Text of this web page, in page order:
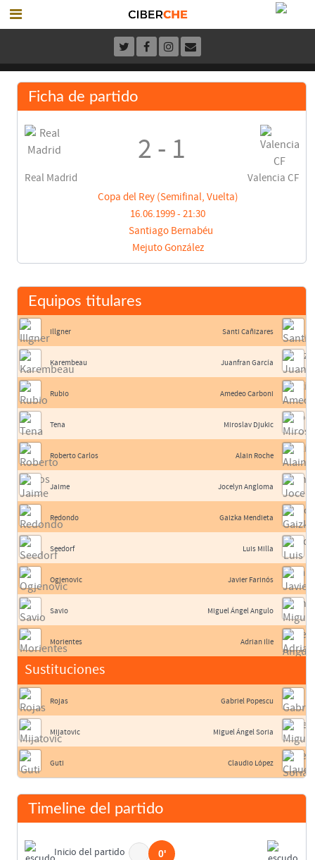
Ficha de partido
Real Madrid
2 - 1
Valencia CF
Copa del Rey (Semifinal, Vuelta)
16.06.1999 - 21:30
Santiago Bernabéu
Mejuto González
Equipos titulares
Illgner
Karembeau
Rubio
Tena
Roberto Carlos
Jaime
Redondo
Seedorf
Ogjenovic
Savio
Morientes
Sustituciones
Rojas
Mijatovic
Guti
Santi Cañizares
Juanfran García
Amedeo Carboni
Miroslav Djukic
Alain Roche
Jocelyn Angloma
Gaizka Mendieta
Luis Milla
Javier Farinós
Miguel Ángel Angulo
Adrian Ilie
Gabriel Popescu
Miguel Ángel Soria
Claudio López
Timeline del partido
Inicio del partido 0'